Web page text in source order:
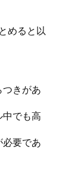
めると以
きがあ
でも高
要であ